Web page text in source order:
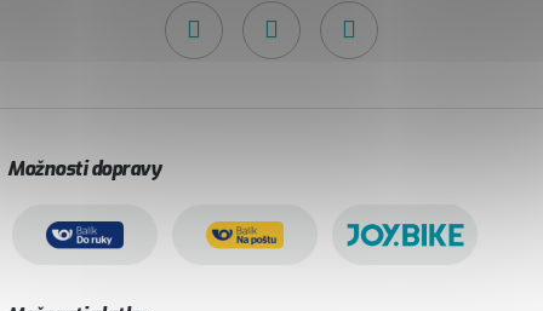
Možnosti dopravy